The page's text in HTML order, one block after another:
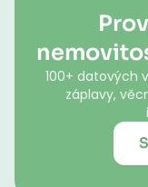
100+ datových
záplavy,